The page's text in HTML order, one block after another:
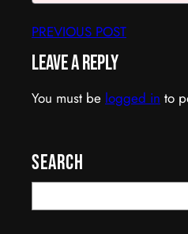
PREVIOUS POST
Leave a Reply
You must be logged in to
Search
e